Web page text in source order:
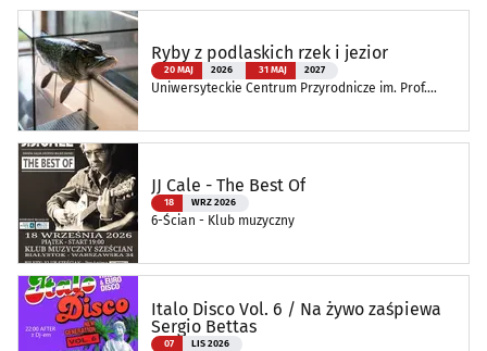
Ryby z podlaskich rzek i jezior
20 MAJ 2026 31 MAJ 2027
Uniwersyteckie Centrum Przyrodnicze im. Prof.
JJ Cale - The Best Of
18 WRZ 2026
6-Ścian - Klub muzyczny
Italo Disco Vol. 6 / Na żywo zaśpiewa
Sergio Bettas
07 LIS 2026